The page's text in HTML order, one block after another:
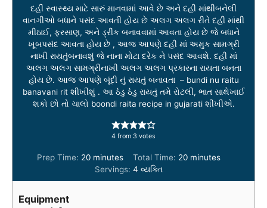
દહીં સ્વાસ્થ્ય માટે સારું માનવામાં આવે છે અને દહી માંથીબનેલી
વાનગીઓ બધાને પસંદ આવતી હોય છે અલગ અલગ રીતે દહી માંથી
મીઠાઈ, ફરસાણ, અને ડ્રીંક બનાવવામાં આવતા હોય છે જે બધાને
ખૂબપસંદ આવતા હોય છે , આજ આપણે દહી માં અમુક સામગ્રી
નાખી રાયતુંબનાવશું જે નાના મોટા દરેક ને પસંદ આવશે. દહી માં
અલગ અલગ સામગ્રીનાખી અલગ અલગ પ્રકારના રાયતા બનતા
હોય છે. આજ આપણે બૂંદી નું રાયતું બનાવતા – bundi nu raitu
banavani rit શીખીશું . આ ઠંડુ ઠંડુ રાયતું તમે રોટલી, ભાત સાથેખાઈ
શકો છો તો ચાલો boondi raita recipe in gujarati શીખીએ.
4 from 3 votes
Prep Time: 20m
n
minutes Total Time: 20m
n
minutes
Servings: 4 વ્યક્તિ
Equipment